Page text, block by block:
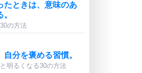
たときは、意味のあ
の方法
自分を褒める習慣。
明るくなる30の方法